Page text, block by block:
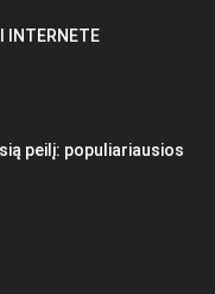
INTERNETE
peilį: populiariausios